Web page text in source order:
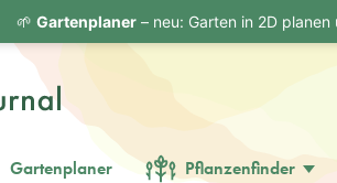
Gartenplaner Pflanzenfinder
🌱 Gartenplaner– neu: Garten in 2D planen